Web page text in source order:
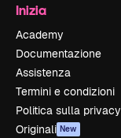
Inizia
Academy
Documentazione
Assistenza
Termini e condizioni
Politica sulla privacy
Originali New